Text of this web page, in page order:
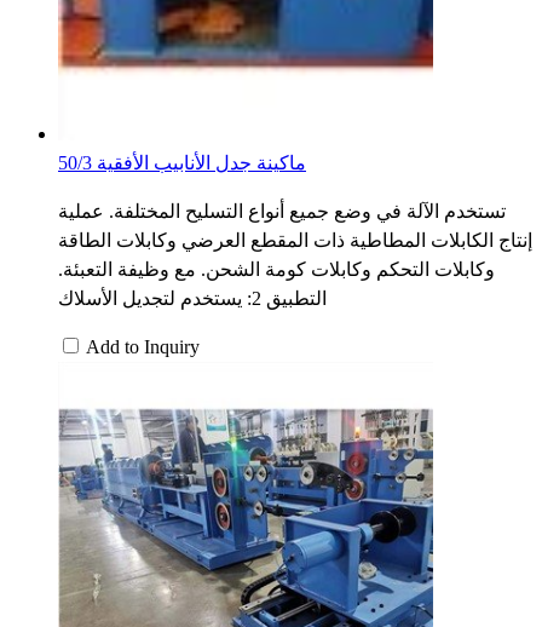
ماكينة جدل الأنابيب الأفقية 50/3
تستخدم الآلة في وضع جميع أنواع التسليح المختلفة. عملية
إنتاج الكابلات المطاطية ذات المقطع العرضي وكابلات الطاقة
وكابلات التحكم وكابلات كومة الشحن. مع وظيفة التعبئة.
التطبيق 2: يستخدم لتجديل الأسلاك
Add to Inquiry